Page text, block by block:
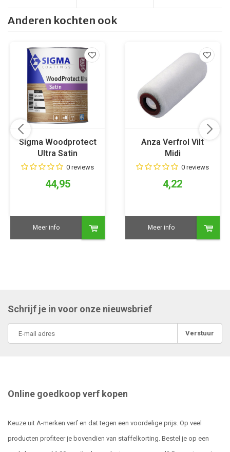
Anderen kochten ook
Sigma Woodprotect
Ultra Satin
0 reviews
44,95
Meer info
Anza Verfrol Vilt
Midi
0 reviews
4,22
Meer info
Schrijf je in voor onze nieuwsbrief
Verstuur
Online goedkoop verf kopen
Keuze uit A-merken verf en dat tegen een voordelige prijs. Op veel
producten profiteer je bovendien van staffelkorting. Bestel je op een